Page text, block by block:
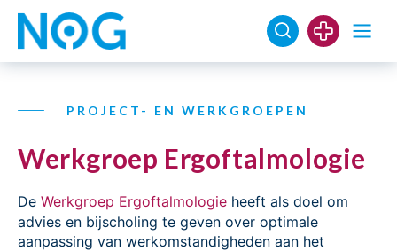
PROJECT- EN WERKGROEPEN
Werkgroep Ergoftalmologie
De Werkgroep Ergoftalmologie heeft als doel om
advies en bijscholing te geven over optimale
aanpassing van werkomstandigheden aan het